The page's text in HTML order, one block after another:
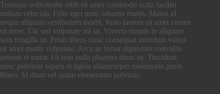
Tristique sollicitudin nibh sit amet commodo nulla facilisi
nullam vehicula. Felis eget nunc lobortis mattis. Massa id
neque aliquam vestibulum morbi. Justo laoreet sit amet cursus
sit amet. Elit sed vulputate mi sit. Viverra mauris in aliquam
sem fringilla ut. Proin libero nunc consequat interdum varius
sit amet mattis vulputate. Arcu ac tortor dignissim convallis
aenean et tortor. Ut sem nulla pharetra diam sit. Tincidunt
nunc pulvinar sapien et ligula ullamcorper malesuada proin
libero. Id diam vel quam elementum pulvinar.